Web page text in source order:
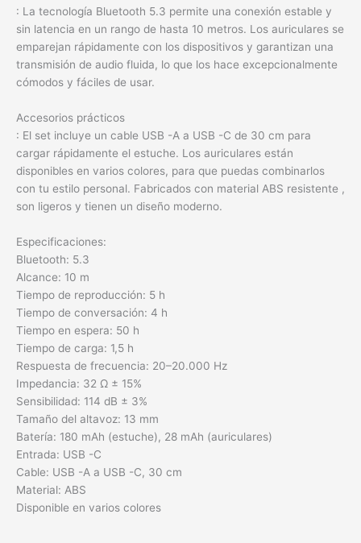
: La tecnología Bluetooth 5.3 permite una conexión estable y
sin latencia en un rango de hasta 10 metros. Los auriculares se
emparejan rápidamente con los dispositivos y garantizan una
transmisión de audio fluida, lo que los hace excepcionalmente
cómodos y fáciles de usar.
Accesorios prácticos
: El set incluye un cable USB -A a USB -C de 30 cm para
cargar rápidamente el estuche. Los auriculares están
disponibles en varios colores, para que puedas combinarlos
con tu estilo personal. Fabricados con material ABS resistente ,
son ligeros y tienen un diseño moderno.
Especificaciones:
Bluetooth: 5.3
Alcance: 10 m
Tiempo de reproducción: 5 h
Tiempo de conversación: 4 h
Tiempo en espera: 50 h
Tiempo de carga: 1,5 h
Respuesta de frecuencia: 20–20.000 Hz
Impedancia: 32 Ω ± 15%
Sensibilidad: 114 dB ± 3%
Tamaño del altavoz: 13 mm
Batería: 180 mAh (estuche), 28 mAh (auriculares)
Entrada: USB -C
Cable: USB -A a USB -C, 30 cm
Material: ABS
Disponible en varios colores